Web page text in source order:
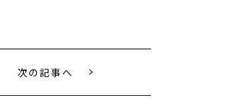
次の記事へ